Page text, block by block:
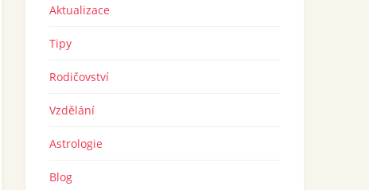
Aktualizace
Tipy
Rodičovství
Vzdělání
Astrologie
Blog